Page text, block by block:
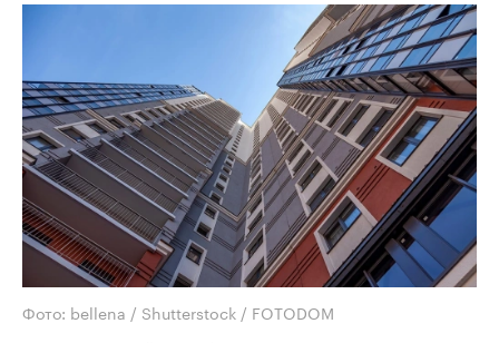
Фото: bellena / Shutterstock / FOTODOM